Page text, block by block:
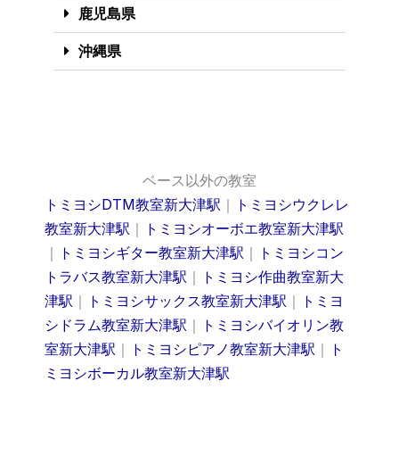
鹿児島県
沖縄県
ベース以外の教室
トミヨシDTM教室新大津駅 ｜ トミヨシウクレレ
教室新大津駅 ｜ トミヨシオーボエ教室新大津駅
｜ トミヨシギター教室新大津駅 ｜ トミヨシコン
トラバス教室新大津駅 ｜ トミヨシ作曲教室新大
津駅 ｜ トミヨシサックス教室新大津駅 ｜ トミヨ
シドラム教室新大津駅 ｜ トミヨシバイオリン教
室新大津駅 ｜ トミヨシピアノ教室新大津駅 ｜ ト
ミヨシボーカル教室新大津駅